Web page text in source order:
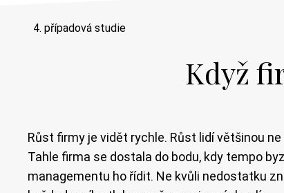
Když
Růst firmy je vidět rychle. Růst lidí většinou
Tahle firma se dostala do bodu, kdy tempo
managementu ho řídit. Ne kvůli nedostatku
4. případová studie